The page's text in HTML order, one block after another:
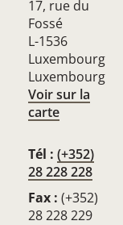
17, rue du
Fossé
L-1536
Luxembourg
Luxembourg
Voir sur la
carte
Tél : (+352)
28 228 228
Fax : (+352)
28 228 229